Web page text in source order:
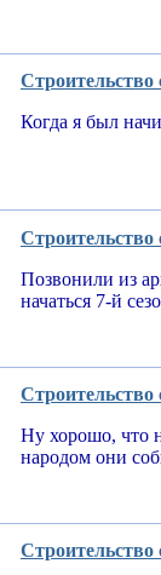
Строительство
Когда я был
Строительство
Позвонили из
начаться 7-й
Строительство
Ну хорошо, что
народом они